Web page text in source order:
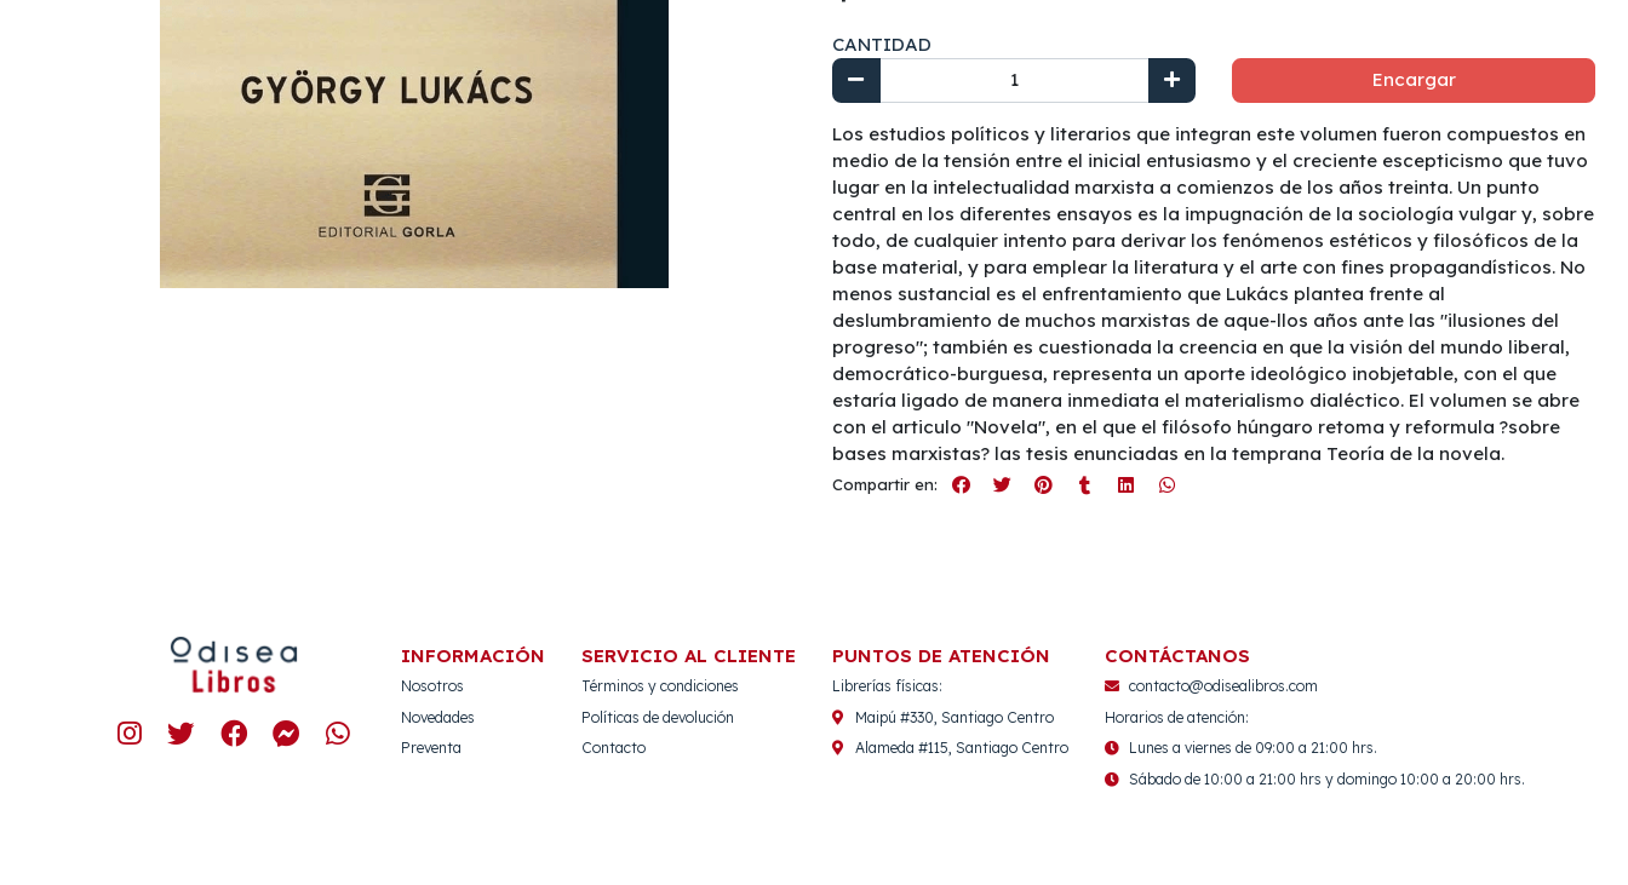
CANTIDAD
Encargar
Los estudios políticos y literarios que integran este volumen fueron compuestos en
medio de la tensión entre el inicial entusiasmo y el creciente escepticismo que tuvo
lugar en la intelectualidad marxista a comienzos de los años treinta. Un punto
central en los diferentes ensayos es la impugnación de la sociología vulgar y, sobre
todo, de cualquier intento para derivar los fenómenos estéticos y filosóficos de la
base material, y para emplear la literatura y el arte con fines propagandísticos. No
menos sustancial es el enfrentamiento que Lukács plantea frente al
deslumbramiento de muchos marxistas de aque-llos años ante las "ilusiones del
progreso"; también es cuestionada la creencia en que la visión del mundo liberal,
democrático-burguesa, representa un aporte ideológico inobjetable, con el que
estaría ligado de manera inmediata el materialismo dialéctico. El volumen se abre
con el articulo "Novela", en el que el filósofo húngaro retoma y reformula ?sobre
bases marxistas? las tesis enunciadas en la temprana Teoría de la novela.
Compartir en:
INFORMACIÓN
Nosotros
Novedades
Preventa
SERVICIO AL CLIENTE
Términos y condiciones
Políticas de devolución
Contacto
PUNTOS DE ATENCIÓN
Librerías físicas:
Maipú #330, Santiago Centro
Alameda #115, Santiago Centro
CONTÁCTANOS
contacto@odisealibros.com
Horarios de atención:
Lunes a viernes de 09:00 a 21:00 hrs.
Sábado de 10:00 a 21:00 hrs y domingo 10:00 a 20:00 hrs.